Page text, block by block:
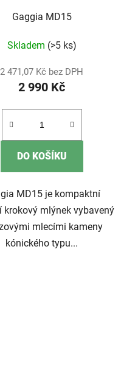
Gaggia MD15
Skladem (>5 ks)
2 471,07 Kč bez DPH
2 990 Kč
DO KOŠÍKU
MD15 je kompaktní
krokový mlýnek vybavený
mlecími kameny
kónického typu...